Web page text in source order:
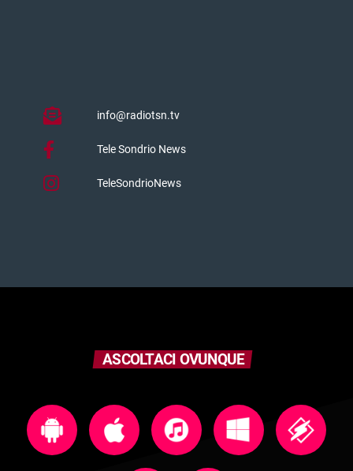
info@radiotsn.tv
Tele Sondrio News
TeleSondrioNews
ASCOLTACI OVUNQUE